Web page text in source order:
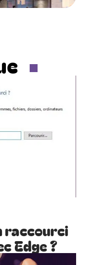
raccourci
Edge ?